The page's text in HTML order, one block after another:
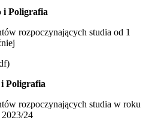
i Poligrafia
rozpoczynających studia od 1
Poligrafia
rozpoczynających studia w roku
24